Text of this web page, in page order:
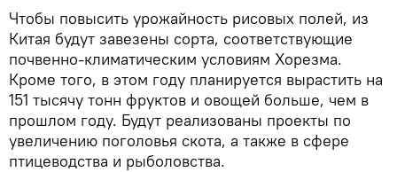
Чтобы повысить урожайность рисовых полей, из
Китая будут завезены сорта, соответствующие
почвенно-климатическим условиям Хорезма.
Кроме того, в этом году планируется вырастить на
151 тысячу тонн фруктов и овощей больше, чем в
прошлом году. Будут реализованы проекты по
увеличению поголовья скота, а также в сфере
птицеводства и рыболовства.